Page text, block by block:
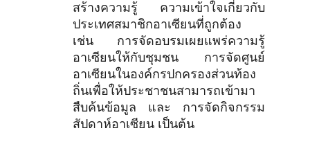
สร้างความรู้ ความเข้าใจเกี่ยวกับ
ประเทศสมาชิกอาเซียนที่ถูกต้อง
เช่น การจัดอบรมเผยแพร่ความรู้
อาเซียนให้กับชุมชน การจัดศูนย์
อาเซียนในองค์กรปกครองส่วนท้อง
ถิ่นเพื่อให้ประชาชนสามารถเข้ามา
สืบค้นข้อมูล และ การจัดกิจกรรม
สัปดาห์อาเซียน เป็นต้น